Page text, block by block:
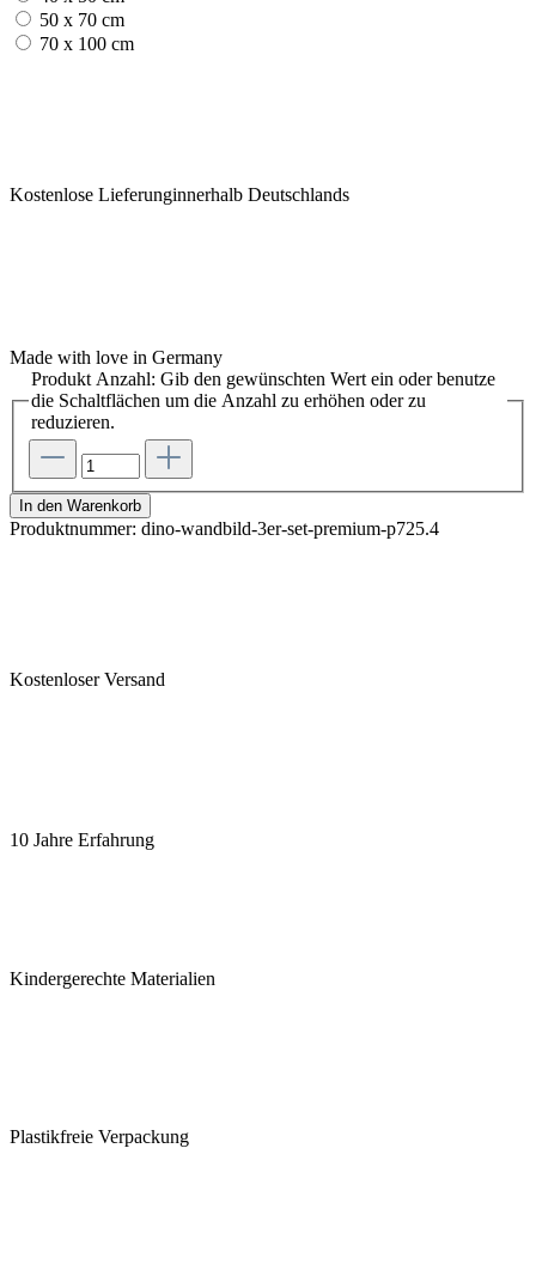
50 x 70 cm
70 x 100 cm
Kostenlose Lieferunginnerhalb Deutschlands
Made with love in Germany
Produkt Anzahl: Gib den gewünschten Wert ein oder benutze
die Schaltflächen um die Anzahl zu erhöhen oder zu
reduzieren.
In den Warenkorb
Produktnummer: dino-wandbild-3er-set-premium-p725.4
Kostenloser Versand
10 Jahre Erfahrung
Kindergerechte Materialien
Plastikfreie Verpackung